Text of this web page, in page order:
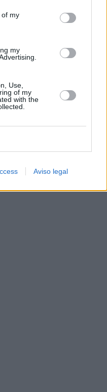
en este sitio web o
of my
my
Use,
of my
with the
Aviso legal